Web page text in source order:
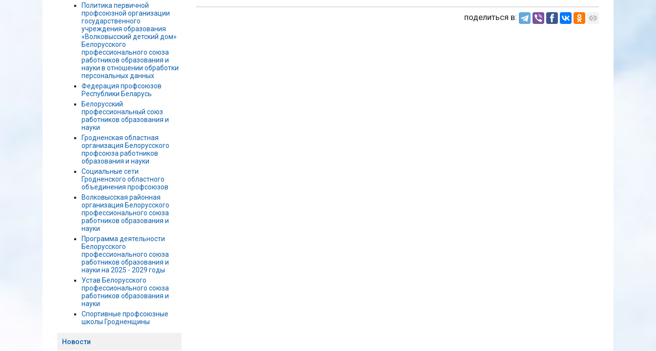
поделиться в:
Политика первичной
профсоюзной организации
государственного
учреждения образования
«Волковысский детский дом»
Белорусского
профессионального союза
работников образования и
науки в отношении обработки
персональных данных
Федерация профсоюзов
Республики Беларусь
Белорусский
профессиональный союз
работников образования и
науки
Гродненская областная
организация Белорусского
профсоюза работников
образования и науки
Социальные сети
Гродненского областного
объединения профсоюзов
Волковысская районная
организация Белорусского
профессионального союза
работников образования и
науки
Программа деятельности
Белорусского
профессионального союза
работников образования и
науки на 2025 - 2029 годы
Устав Белорусского
профессионального союза
работников образования и
науки
Спортивные профсоюзные
школы Гродненщины
Новости